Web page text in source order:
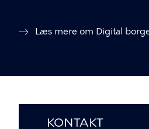
Læs mere om Digital
KONTAKT